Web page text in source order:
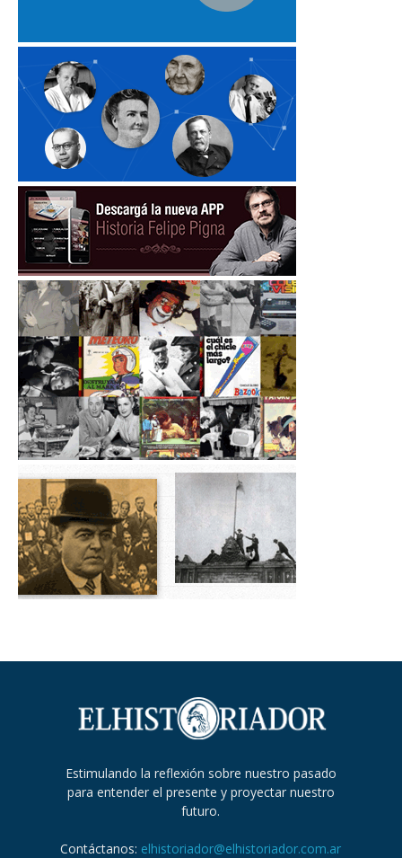
Estimulando la reflexión sobre nuestro pasado
para entender el presente y proyectar nuestro
futuro.
Contáctanos: elhistoriador@elhistoriador.com.ar